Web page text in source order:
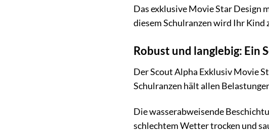
Das exklusive Movie Star Design
diesem Schulranzen wird Ihr Kind
Robust und langlebig: Ein
Der Scout Alpha Exklusiv Movie
Schulranzen hält allen
Die wasserabweisende
schlechtem Wetter trocken und